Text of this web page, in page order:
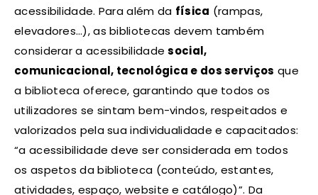
acessibilidade. Para além da física (rampas,
elevadores…), as bibliotecas devem também
considerar a acessibilidadesocial,
comunicacional, tecnológica e dos serviços que
a biblioteca oferece, garantindo que todos os
utilizadores se sintam bem-vindos, respeitados e
valorizados pela sua individualidade e capacitados:
“a acessibilidade deve ser considerada em todos
os aspetos da biblioteca (conteúdo, estantes,
atividades, espaço, website e catálogo)”. Da